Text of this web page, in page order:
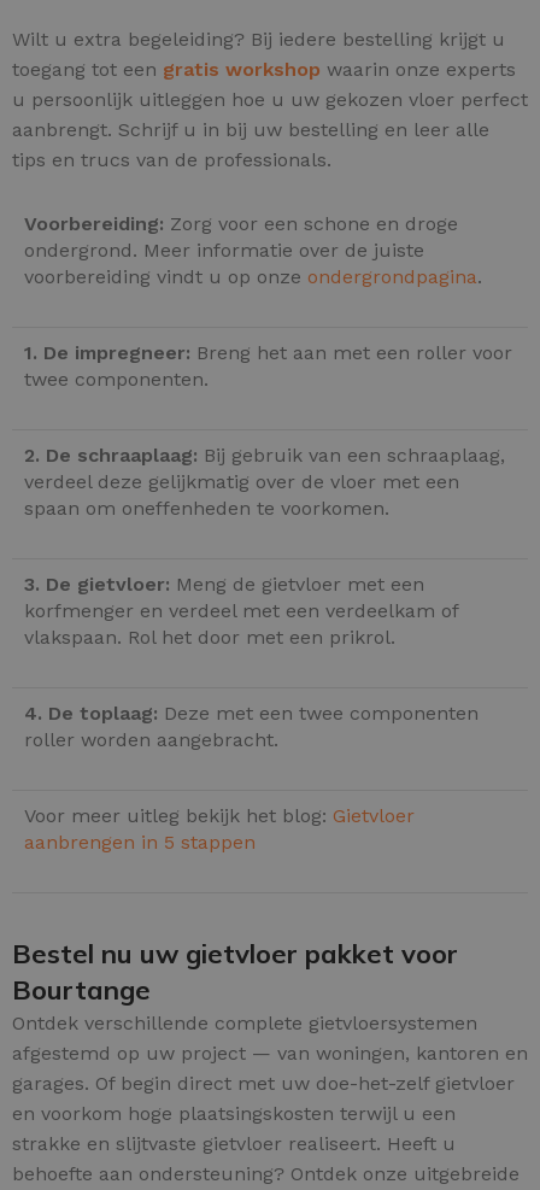
Wilt u extra begeleiding? Bij iedere bestelling krijgt u
toegang tot een gratis workshop waarin onze experts
u persoonlijk uitleggen hoe u uw gekozen vloer perfect
aanbrengt. Schrijf u in bij uw bestelling en leer alle
tips en trucs van de professionals.
Voorbereiding: Zorg voor een schone en droge
ondergrond. Meer informatie over de juiste
voorbereiding vindt u op onze ondergrondpagina.
1. De impregneer: Breng het aan met een roller voor
twee componenten.
2. De schraaplaag: Bij gebruik van een schraaplaag,
verdeel deze gelijkmatig over de vloer met een
spaan om oneffenheden te voorkomen.
3. De gietvloer: Meng de gietvloer met een
korfmenger en verdeel met een verdeelkam of
vlakspaan. Rol het door met een prikrol.
4. De toplaag: Deze met een twee componenten
roller worden aangebracht.
Voor meer uitleg bekijk het blog: Gietvloer
aanbrengen in 5 stappen
Bestel nu uw gietvloer pakket voor
Bourtange
Ontdek verschillende complete gietvloersystemen
afgestemd op uw project — van woningen, kantoren en
garages. Of begin direct met uw doe-het-zelf gietvloer
en voorkom hoge plaatsingskosten terwijl u een
strakke en slijtvaste gietvloer realiseert. Heeft u
behoefte aan ondersteuning? Ontdek onze uitgebreide